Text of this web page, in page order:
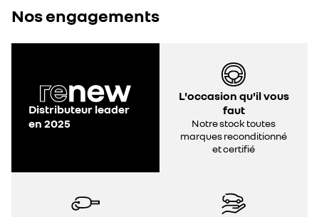
Nos engagements
Distributeur leader
en 2025
L'occasion qu'il vous
faut
Notre stock toutes
marques reconditionné
et certifié